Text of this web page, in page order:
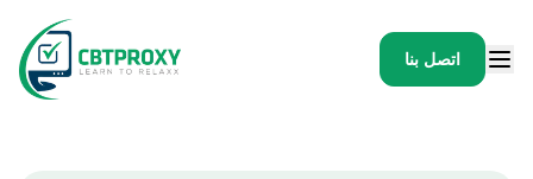
اتصل بنا